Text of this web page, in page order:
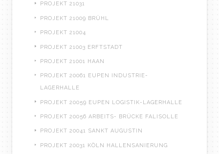
PROJEKT 21031
PROJEKT 21009 BRÜHL
PROJEKT 21004
PROJEKT 21003 ERFTSTADT
PROJEKT 21001 HAAN
PROJEKT 20061 EUPEN INDUSTRIE-
LAGERHALLE
PROJEKT 20059 EUPEN LOGISTIK-LAGERHALLE
PROJEKT 20056 ARBEITS- BRÜCKE FALISOLLE
PROJEKT 20041 SANKT AUGUSTIN
PROJEKT 20031 KÖLN HALLENSANIERUNG